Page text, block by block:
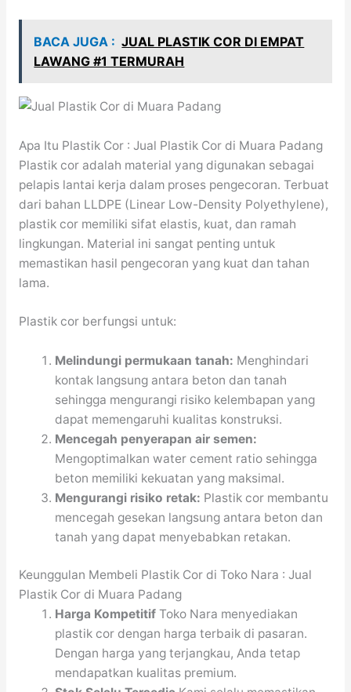
BACA JUGA : JUAL PLASTIK COR DI EMPAT
LAWANG #1 TERMURAH
Apa Itu Plastik Cor : Jual Plastik Cor di Muara Padang
Plastik cor adalah material yang digunakan sebagai
pelapis lantai kerja dalam proses pengecoran. Terbuat
dari bahan LLDPE (Linear Low-Density Polyethylene),
plastik cor memiliki sifat elastis, kuat, dan ramah
lingkungan. Material ini sangat penting untuk
memastikan hasil pengecoran yang kuat dan tahan
lama.
Plastik cor berfungsi untuk:
Melindungi permukaan tanah: Menghindari
kontak langsung antara beton dan tanah
sehingga mengurangi risiko kelembapan yang
dapat memengaruhi kualitas konstruksi.
Mencegah penyerapan air semen:
Mengoptimalkan water cement ratio sehingga
beton memiliki kekuatan yang maksimal.
Mengurangi risiko retak: Plastik cor membantu
mencegah gesekan langsung antara beton dan
tanah yang dapat menyebabkan retakan.
Keunggulan Membeli Plastik Cor di Toko Nara : Jual
Plastik Cor di Muara Padang
Harga Kompetitif Toko Nara menyediakan
plastik cor dengan harga terbaik di pasaran.
Dengan harga yang terjangkau, Anda tetap
mendapatkan kualitas premium.